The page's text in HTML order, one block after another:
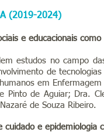
(2019-2024)
e educacionais
estudos no campo
de
em
Pinto de Aguiar; Dra.
de Souza Ribeiro.
cuidado e